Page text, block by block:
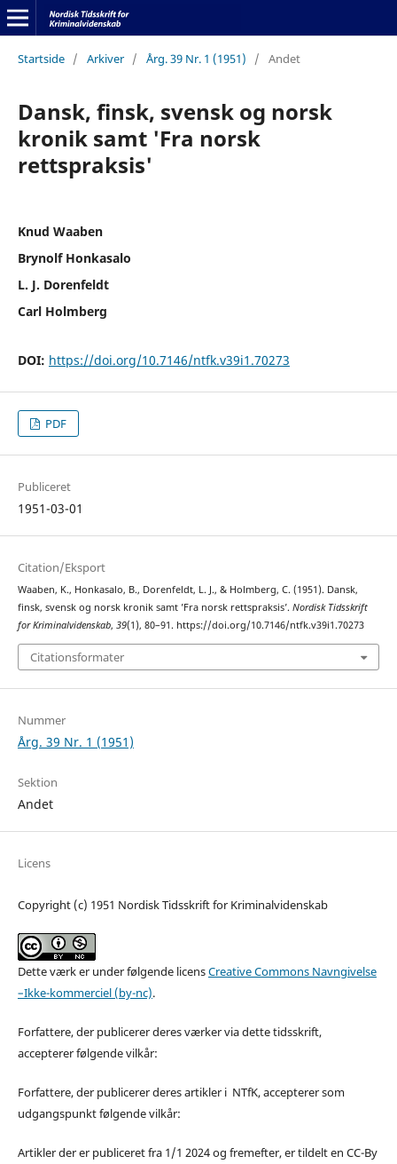
Startside / Arkiver / Årg. 39 Nr. 1 (1951) / Andet
Dansk, finsk, svensk og norsk
kronik samt 'Fra norsk
rettspraksis'
Knud Waaben
Brynolf Honkasalo
L. J. Dorenfeldt
Carl Holmberg
DOI: https://doi.org/10.7146/ntfk.v39i1.70273
PDF
Publiceret
1951-03-01
Citation/Eksport
Waaben, K., Honkasalo, B., Dorenfeldt, L. J., & Holmberg, C. (1951). Dansk,
finsk, svensk og norsk kronik samt ’Fra norsk rettspraksis’. Nordisk Tidsskrift
for Kriminalvidenskab, 39(1), 80–91. https://doi.org/10.7146/ntfk.v39i1.70273
Citationsformater
Nummer
Årg. 39 Nr. 1 (1951)
Sektion
Andet
Licens
Copyright (c) 1951 Nordisk Tidsskrift for Kriminalvidenskab
Dette værk er under følgende licensCreative Commons Navngivelse
–Ikke-kommerciel (by-nc).
Forfattere, der publicerer deres værker via dette tidsskrift,
accepterer følgende vilkår:
Forfattere, der publicerer deres artikler i NTfK, accepterer som
udgangspunkt følgende vilkår:
Artikler der er publiceret fra 1/1 2024 og fremefter, er tildelt en CC-By